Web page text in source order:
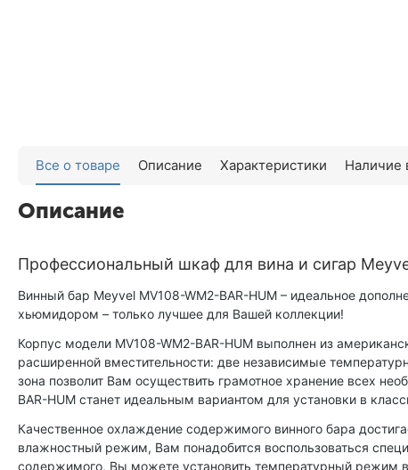
Все о товаре Описание Характеристики Наличие
Описание
Профессиональный шкаф для вина и сигар
Винный бар Meyvel MV108-WM2-BAR-HUM – идеальное
хьюмидором – только лучшее для Вашей коллекции!
Корпус модели MV108-WM2-BAR-HUM выполнен из
расширенной вместительности: две независимые
зона позволит Вам осуществить грамотное хранение всех
BAR-HUM станет идеальным вариантом для установки в
Качественное охлаждение содержимого винного бара
влажностный режим, Вам понадобится воспользоваться
содержимого, Вы можете установить температурный режим в